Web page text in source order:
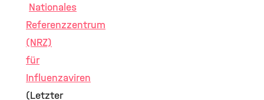
Nationales
Referenzzentrum
(NRZ)
für
Influenzaviren
(Letzter